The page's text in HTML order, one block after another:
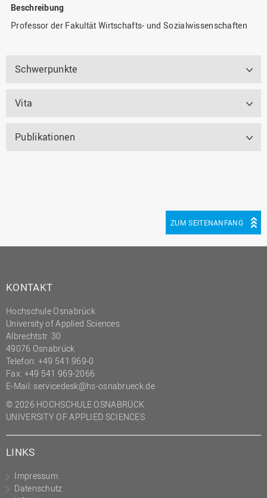
Beschreibung
Professor der Fakultät Wirtschafts- und Sozialwissenschaften
Schwerpunkte
Vita
Publikationen
ZUM SEITENANFANG
KONTAKT
Hochschule Osnabrück
University of Applied Sciences
Albrechtstr. 30
49076 Osnabrück
Telefon: +49 541 969-0
Fax: +49 541 969-2066
E-Mail: servicedesk@hs-osnabrueck.de
© 2026 HOCHSCHULE OSNABRÜCK
UNIVERSITY OF APPLIED SCIENCES
LINKS
Impressum
Datenschutz